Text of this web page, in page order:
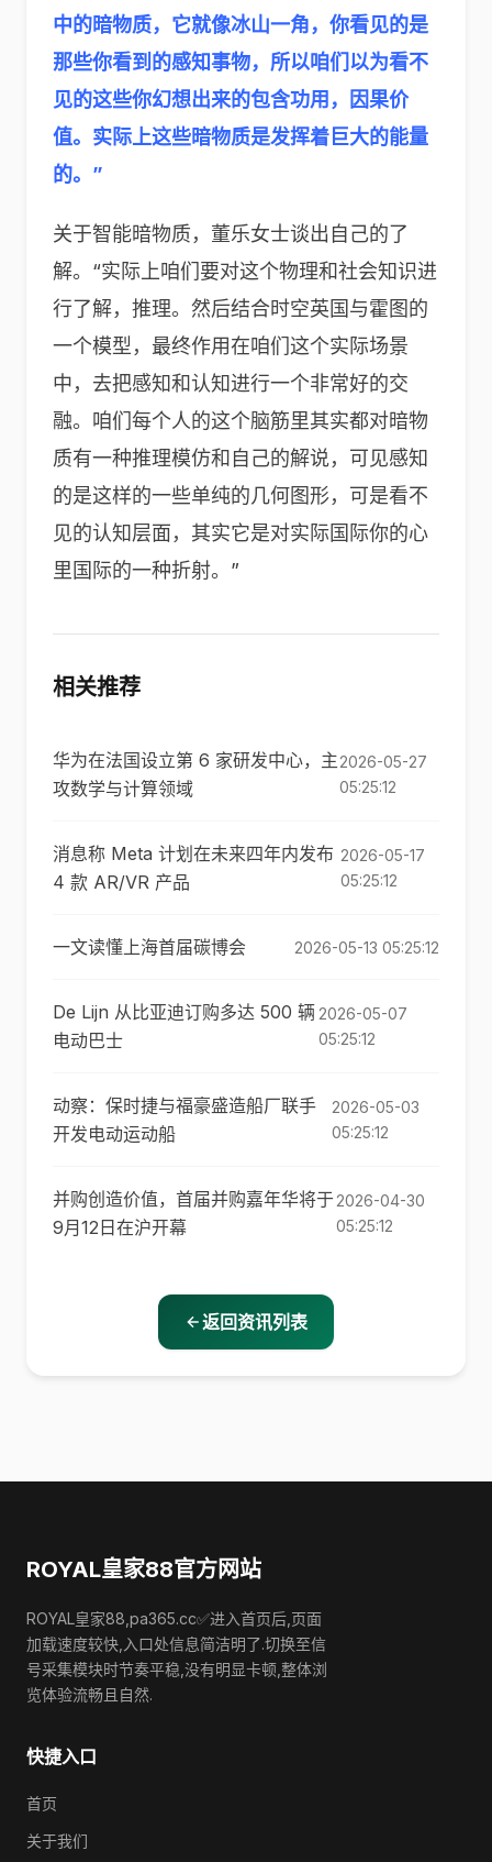
中的暗物质，它就像冰山一角，你看见的是
那些你看到的感知事物，所以咱们以为看不
见的这些你幻想出来的包含功用，因果价
值。实际上这些暗物质是发挥着巨大的能量
的。”
关于智能暗物质，董乐女士谈出自己的了
解。“实际上咱们要对这个物理和社会知识进
行了解，推理。然后结合时空英国与霍图的
一个模型，最终作用在咱们这个实际场景
中，去把感知和认知进行一个非常好的交
融。咱们每个人的这个脑筋里其实都对暗物
质有一种推理模仿和自己的解说，可见感知
的是这样的一些单纯的几何图形，可是看不
见的认知层面，其实它是对实际国际你的心
里国际的一种折射。”
相关推荐
华为在法国设立第 6 家研发中心，主
攻数学与计算领域
2026-05-27
05:25:12
消息称 Meta 计划在未来四年内发布
4 款 AR/VR 产品
2026-05-17
05:25:12
一文读懂上海首届碳博会 2026-05-13 05:25:12
De Lijn 从比亚迪订购多达 500 辆
电动巴士
2026-05-07
05:25:12
动察：保时捷与福豪盛造船厂联手
开发电动运动船
2026-05-03
05:25:12
并购创造价值，首届并购嘉年华将于
9月12日在沪开幕
2026-04-30
05:25:12
返回资讯列表
ROYAL皇家88官方网站
ROYAL皇家88,pa365.cc✅进入首页后,页面
加载速度较快,入口处信息简洁明了.切换至信
号采集模块时节奏平稳,没有明显卡顿,整体浏
览体验流畅且自然.
快捷入口
首页
关于我们